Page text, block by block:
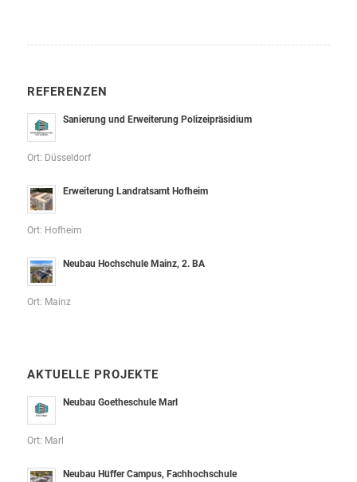
REFERENZEN
Sanierung und Erweiterung Polizeipräsidium
Ort: Düsseldorf
Erweiterung Landratsamt Hofheim
Ort: Hofheim
Neubau Hochschule Mainz, 2. BA
Ort: Mainz
AKTUELLE PROJEKTE
Neubau Goetheschule Marl
Ort: Marl
Neubau Hüffer Campus, Fachhochschule